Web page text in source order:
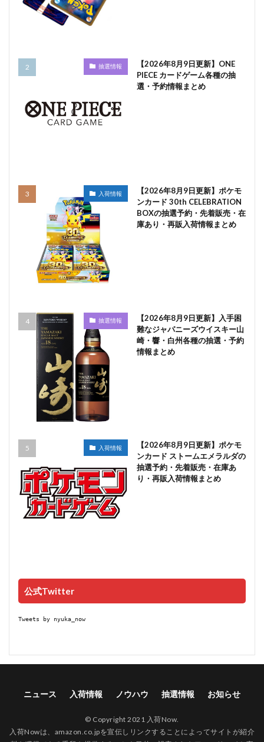
抽選情報
【2026年8月9日更新】ONE
PIECE カードゲーム各種の抽
選・予約情報まとめ
入荷情報
【2026年8月9日更新】ポケモ
ンカード 30th CELEBRATION
BOXの抽選予約・先着販売・在
庫あり・再販入荷情報まとめ
抽選情報
【2026年8月9日更新】入手困
難なジャパニーズウイスキー山
崎・響・白州各種の抽選・予約
情報まとめ
入荷情報
【2026年8月9日更新】ポケモ
ンカード ストームエメラルダの
抽選予約・先着販売・在庫あ
り・再販入荷情報まとめ
公式Twitter
Tweets by nyuka_now
ニュース 入荷情報 ノウハウ 抽選情報 お知らせ
© Copyright 2021 入荷Now.
入荷Nowは、amazon.co.jpを宣伝しリンクすることによってサイトが紹介